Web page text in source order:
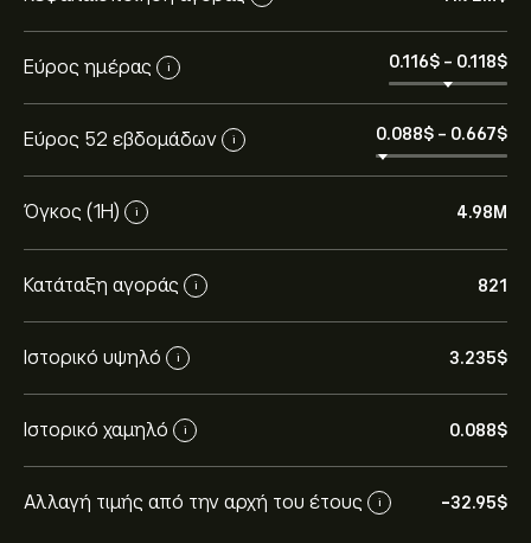
Εύρος ημέρας i 0.116‎$‎ - 0.118‎$‎
Εύρος 52 εβδομάδων i 0.088‎$‎ - 0.667‎$‎
Όγκος (1Η) i 4.98M
Κατάταξη αγοράς i 821
Ιστορικό υψηλό i 3.235‎$‎
Ιστορικό χαμηλό i 0.088‎$‎
Αλλαγή τιμής από την αρχή του έτους i -32.95‎$‎